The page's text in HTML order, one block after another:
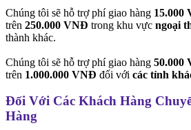
Chúng tôi sẽ hỗ trợ phí giao hàng 15.000
trên 250.000 VNĐ trong khu vực ngoại
thành khác.
Chúng tôi sẽ hỗ trợ phí giao hàng 50.000
trên 1.000.000 VNĐ đối với các tỉnh
Đối Với Các Khách Hàng
Hàng